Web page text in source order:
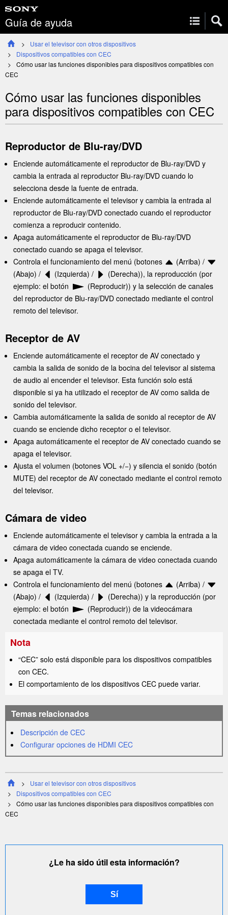
Guía de ayuda
Usar el televisor con otros dispositivos
Dispositivos compatibles con CEC
Cómo usar las funciones disponibles para dispositivos compatibles con
CEC
Cómo usar las funciones disponibles
para dispositivos compatibles con CEC
Reproductor de Blu-ray/DVD
Enciende automáticamente el reproductor de Blu-ray/DVD y
cambia la entrada al reproductor Blu-ray/DVD cuando lo
selecciona desde la fuente de entrada.
Enciende automáticamente el televisor y cambia la entrada al
reproductor de Blu-ray/DVD conectado cuando el reproductor
comienza a reproducir contenido.
Apaga automáticamente el reproductor de Blu-ray/DVD
conectado cuando se apaga el televisor.
Controla el funcionamiento del menú (botones
(Arriba) /
(Abajo) /
(Izquierda) /
(Derecha)), la reproducción (por
ejemplo: el botón
(Reproducir)) y la selección de canales
del reproductor de Blu-ray/DVD conectado mediante el control
remoto del televisor.
Receptor de AV
Enciende automáticamente el receptor de AV conectado y
cambia la salida de sonido de la bocina del televisor al sistema
de audio al encender el televisor. Esta función solo está
disponible si ya ha utilizado el receptor de AV como salida de
sonido del televisor.
Cambia automáticamente la salida de sonido al receptor de AV
cuando se enciende dicho receptor o el televisor.
Apaga automáticamente el receptor de AV conectado cuando se
apaga el televisor.
Ajusta el volumen (botones VOL +/−) y silencia el sonido (botón
MUTE) del receptor de AV conectado mediante el control remoto
del televisor.
Cámara de video
Enciende automáticamente el televisor y cambia la entrada a la
cámara de video conectada cuando se enciende.
Apaga automáticamente la cámara de video conectada cuando
se apaga el TV.
Controla el funcionamiento del menú (botones
(Arriba) /
(Abajo) /
(Izquierda) /
(Derecha)) y la reproducción (por
ejemplo: el botón
(Reproducir)) de la videocámara
conectada mediante el control remoto del televisor.
Nota
“CEC” solo está disponible para los dispositivos compatibles
con CEC.
El comportamiento de los dispositivos CEC puede variar.
Temas relacionados
Descripción de CEC
Configurar opciones de HDMI CEC
Usar el televisor con otros dispositivos
Dispositivos compatibles con CEC
Cómo usar las funciones disponibles para dispositivos compatibles con
CEC
¿Le ha sido útil esta información?